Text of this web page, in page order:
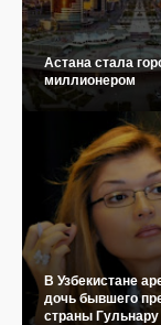
Астана стала
миллионером
В Узбекистане
дочь бывшего
страны